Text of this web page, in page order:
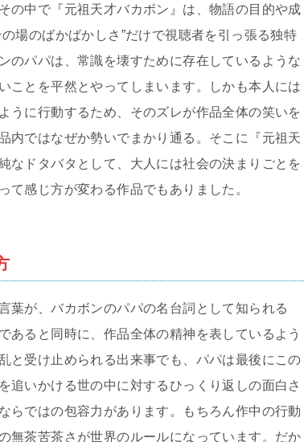
の中で『元祖天才バカボン』は、物語の目的や成
場のばかばかしさ”だけで視聴者を引っ張る独特
のパパは、常識を壊すために存在しているような
ことを平然とやってしまいます。しかも本人には
うに行動するため、そのズレが作品全体の笑いを
内ではなぜか勢いでまかり通る。そこに『元祖天
なドタバタとして、大人には社会の決まりごとを
感じ方が変わる作品でもありました。
葉が、バカボンのパパの名台詞として知られる
あると同時に、作品全体の精神を表しているよう
と受け止められる出来事でも、パパは最後にこの
追いかける世の中に対するひっくり返しの面白さ
らではの包容力があります。もちろん作中の行動
無茶苦茶さが世界のルールになっています。だか